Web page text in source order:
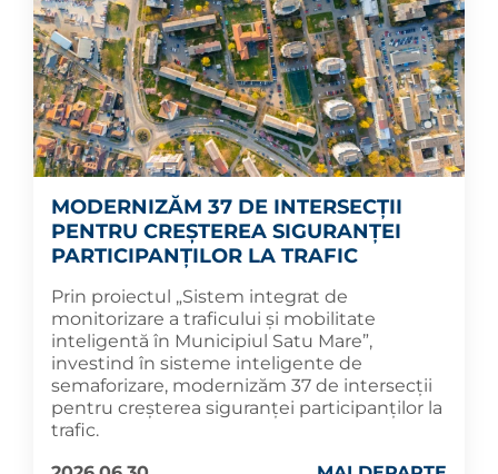
MODERNIZĂM 37 DE INTERSECȚII
PENTRU CREȘTEREA SIGURANȚEI
PARTICIPANȚILOR LA TRAFIC
Prin proiectul „Sistem integrat de
monitorizare a traficului și mobilitate
inteligentă în Municipiul Satu Mare”,
investind în sisteme inteligente de
semaforizare, modernizăm 37 de intersecții
pentru creșterea siguranței participanților la
trafic.